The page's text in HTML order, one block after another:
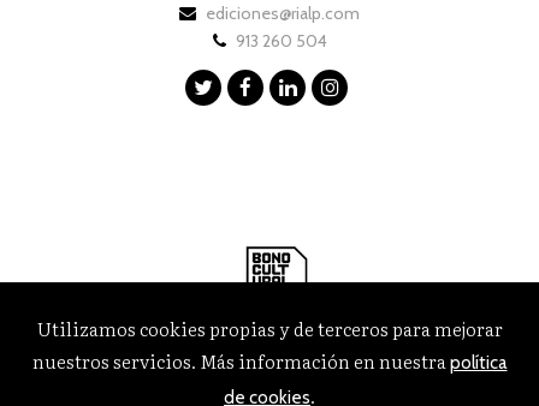
ediciones@rialp.com
913 260 504
Utilizamos cookies propias y de terceros para mejorar
nuestros servicios. Más información en nuestrapolítica
de cookies.